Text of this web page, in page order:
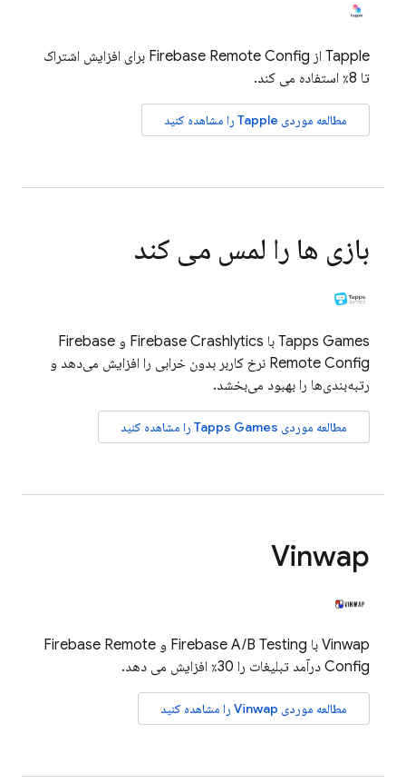
Tapple از Firebase Remote Config برای افزایش اشتراک
تا 8٪ استفاده می کند.
مطالعه موردی Tapple را مشاهده کنید
بازی ها را لمس می کند
Tapps Games با Firebase Crashlytics و Firebase
Remote Config نرخ کاربر بدون خرابی را افزایش می‌دهد و
رتبه‌بندی‌ها را بهبود می‌بخشد.
مطالعه موردی Tapps Games را مشاهده کنید
Vinwap
Vinwap با Firebase A/B Testing و Firebase Remote
Config درآمد تبلیغات را 30٪ افزایش می دهد.
مطالعه موردی Vinwap را مشاهده کنید